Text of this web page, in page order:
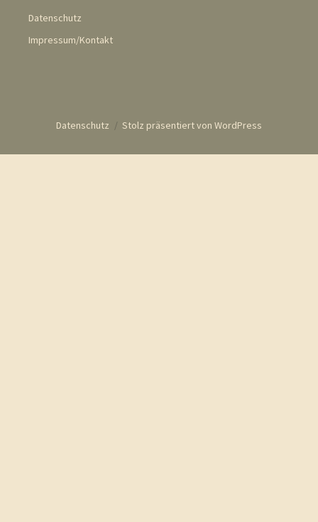
Datenschutz
Impressum/Kontakt
Datenschutz Stolz präsentiert von WordPress